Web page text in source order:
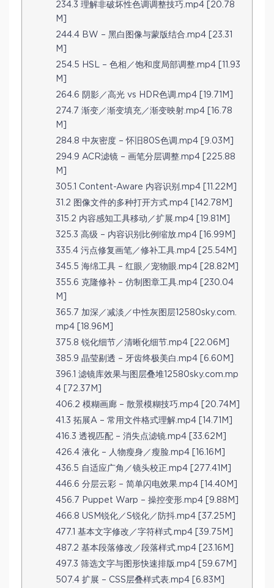
234.3 理解非破坏性色调调整技巧.mp4 [20.78
M]
244.4 BW – 黑白图像与蒙版结合.mp4 [23.31
M]
254.5 HSL – 色相／饱和度局部调整.mp4 [11.93
M]
264.6 阴影／高光 vs HDR色调.mp4 [19.71M]
274.7 渐变／渐变填充／渐变映射.mp4 [16.78
M]
284.8 中灰密度 – 怀旧80S色调.mp4 [9.03M]
294.9 ACR滤镜 – 画笔分层调整.mp4 [225.88
M]
305.1 Content-Aware 内容识别.mp4 [11.22M]
31.2 图像文件的多种打开方式.mp4 [142.78M]
315.2 内容感知工具移动／扩展.mp4 [19.81M]
325.3 高级 – 内容识别比例缩放.mp4 [16.99M]
335.4 污点修复画笔／修补工具.mp4 [25.54M]
345.5 海绵工具 – 红眼／宠物眼.mp4 [28.82M]
355.6 克隆修补 – 仿制图章工具.mp4 [230.04
M]
365.7 加深／减淡／中性灰图层12580sky.com.
mp4 [18.96M]
375.8 锐化细节／清晰化细节.mp4 [22.06M]
385.9 晶莹剔透 – 牙齿终极美白.mp4 [6.60M]
396.1 滤镜库效果与图层叠堆12580sky.com.mp
4 [72.37M]
406.2 模糊画廊 – 散景模糊技巧.mp4 [20.74M]
41.3 拓展A – 常用文件格式理解.mp4 [14.71M]
416.3 透视匹配 – 消失点滤镜.mp4 [33.62M]
426.4 液化 – 人物瘦身／瘦脸.mp4 [16.16M]
436.5 自适应广角／镜头校正.mp4 [277.41M]
446.6 分层云彩 – 简单闪电效果.mp4 [14.40M]
456.7 Puppet Warp – 操控变形.mp4 [9.88M]
466.8 USM锐化／S锐化／防抖.mp4 [37.25M]
477.1 基本文字修改／字符样式.mp4 [39.75M]
487.2 基本段落修改／段落样式.mp4 [23.16M]
497.3 筛选文字与图形快速排版.mp4 [59.67M]
507.4 扩展 – CSS层叠样式表.mp4 [6.83M]